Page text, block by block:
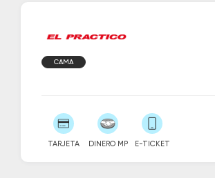
CAMA
TARJETA DINERO MP E-TICKET